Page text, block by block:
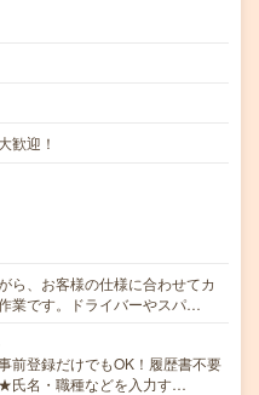
歓迎！
ら、お客様の仕様に合わせてカ
業です。ドライバーやスパ…
前登録だけでもOK！履歴書不要
氏名・職種などを入力す…